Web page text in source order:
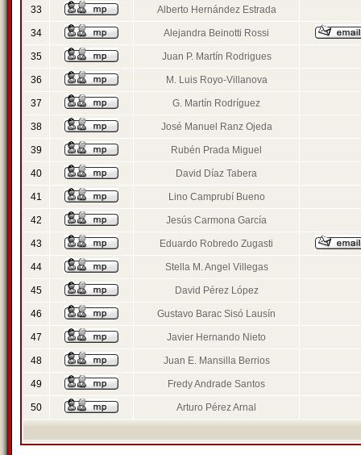
33 Alberto Hernández Estrada
34 Alejandra Beinotti Rossi
35 Juan P. Martín Rodrigues
36 M. Luis Royo-Villanova
37 G. Martín Rodríguez
38 José Manuel Ranz Ojeda
39 Rubén Prada Miguel
40 David Díaz Tabera
41 Lino Camprubí Bueno
42 Jesús Carmona García
43 Eduardo Robredo Zugasti
44 Stella M. Angel Villegas
45 David Pérez López
46 Gustavo Barac Sisó Lausín
47 Javier Hernando Nieto
48 Juan E. Mansilla Berrios
49 Fredy Andrade Santos
50 Arturo Pérez Arnal